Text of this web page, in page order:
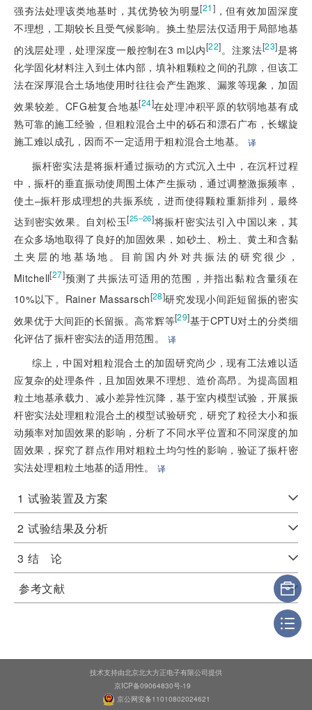
强夯法处理该类地基时，其优势较为明显[21] ，但有效加固深度
不理想，工期较长且受气候影响。换土垫层法仅适用于局部地基
的浅层处理，处理深度一般控制在3 m以内[22]。注浆法[23]是将
化学固化材料注入到土体内部，填补粗颗粒之间的孔隙，但该工
法在深厚混合土场地使用时往往会产生跑浆、漏浆等现象，加固
效果较差。CFG桩复合地基[24]在处理冲积平原的软弱地基有成
熟可靠的施工经验，但粗粒混合土中的砾石和漂石广布，长螺旋
施工难以成孔，因而不一定适用于粗粒混合土地基。
译
振杆密实法是将振杆通过振动的方式沉入土中，在沉杆过程
中，振杆的垂直振动使周围土体产生振动，通过调整激振频率，
使土–振杆形成理想的共振系统，进而使得颗粒重新排列，最终
达到密实效果。自刘松玉[25–26]将振杆密实法引入中国以来，其
在众多场地取得了良好的加固效果，如砂土、粉土、黄土和含黏
土夹层的地基场地。目前国内外对共振法的研究很少，
Mitchell[27]预测了共振法可适用的范围，并指出黏粒含量须在
10%以下。Rainer Massarsch[28]研究发现小间距短留振的密实
效果优于大间距的长留振。高常辉等[29]基于CPTU对土的分类细
化评估了振杆密实法的适用范围。
译
综上，中国对粗粒混合土的加固研究尚少，现有工法难以适
应复杂的处理条件，且加固效果不理想、造价高昂。为提高固粗
粒土地基承载力、减小差异性沉降，基于室内模型试验，开展振
杆密实法处理粗粒混合土的模型试验研究，研究了粒径大小和振
动频率对加固效果的影响，分析了不同水平位置和不同深度的加
固效果，探究了群点作用对粗粒土均匀性的影响，验证了振杆密
实法处理粗粒土地基的适用性。
译
1 试验装置及方案
2 试验结果及分析
3 结 论
参考文献
技术支持由北京北大方正电子有限公司提供
京ICP备09064830号-19
京公网安备11010802024621